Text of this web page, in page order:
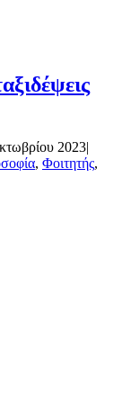
2023|
, Φοιτητής,